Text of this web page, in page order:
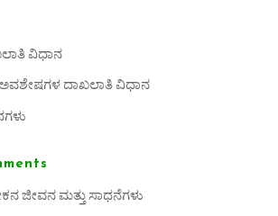
ವಿಧಾನ
ದಾಖಲಾತಿ ವಿಧಾನ
ಜೀವನ ಮತ್ತು ಸಾಧನೆಗಳು